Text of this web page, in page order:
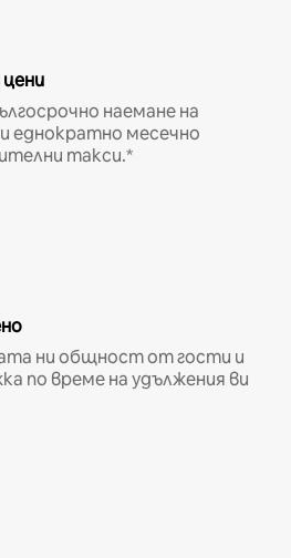
наемане на
еднократно месечно
такси.*
ни общност от гости и
по време на удължения ви